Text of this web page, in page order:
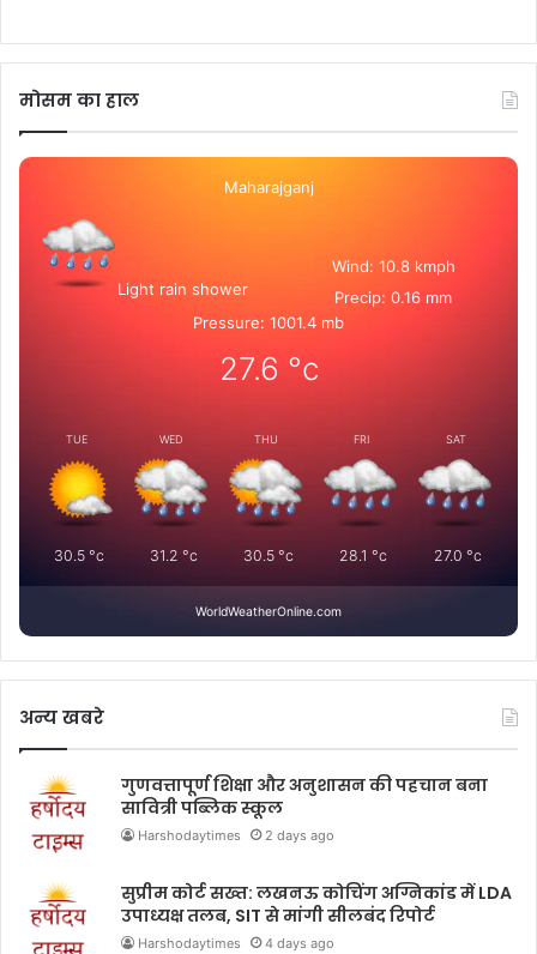
मोसम का हाल
Maharajganj
Light rain shower
Wind: 10.8 kmph
Precip: 0.16 mm
Pressure: 1001.4 mb
27.6 °c
TUE
30.5°c
WED
31.2 °c
THU
30.5°c
FRI
28.1 °c
SAT
27.0 °c
WorldWeatherOnline.com
अन्य खबरे
गुणवत्तापूर्ण शिक्षा और अनुशासन की पहचान बना
सावित्री पब्लिक स्कूल
Harshodaytimes 2 days ago
सुप्रीम कोर्ट सख्त: लखनऊ कोचिंग अग्निकांड में LDA
उपाध्यक्ष तलब, SIT से मांगी सीलबंद रिपोर्ट
Harshodaytimes 4 days ago